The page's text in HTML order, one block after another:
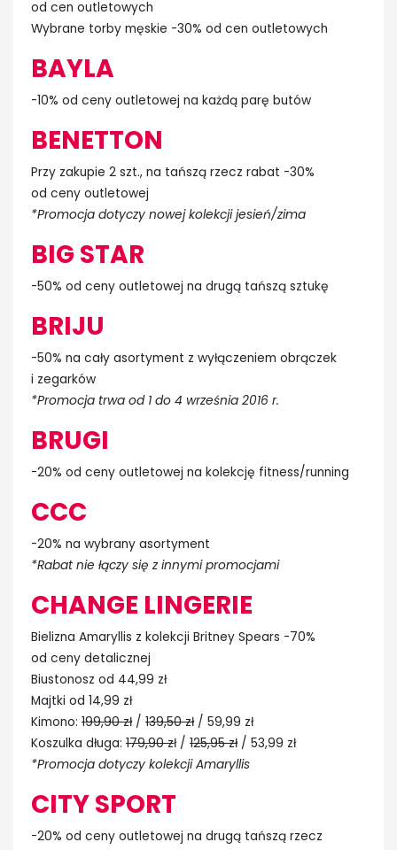
od cen outletowych
Wybrane torby męskie -30% od cen outletowych
BAYLA
-10% od ceny outletowej na każdą parę butów
BENETTON
Przy zakupie 2 szt., na tańszą rzecz rabat -30%
od ceny outletowej
*Promocja dotyczy nowej kolekcji jesień/zima
BIG STAR
-50% od ceny outletowej na drugą tańszą sztukę
BRIJU
-50% na cały asortyment z wyłączeniem obrączek
i zegarków
*Promocja trwa od 1 do 4 września 2016 r.
BRUGI
-20% od ceny outletowej na kolekcję fitness/running
CCC
-20% na wybrany asortyment
*Rabat nie łączy się z innymi promocjami
CHANGE LINGERIE
Bielizna Amaryllis z kolekcji Britney Spears -70%
od ceny detalicznej
Biustonosz od 44,99 zł
Majtki od 14,99 zł
Kimono: 199,90 zł/ 139,50 zł/ 59,99 zł
Koszulka długa: 179,90 zł / 125,95 zł/ 53,99 zł
*Promocja dotyczy kolekcji Amaryllis
CITY SPORT
-20% od ceny outletowej na drugą tańszą rzecz